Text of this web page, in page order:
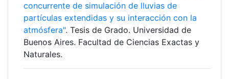
concurrente de simulación de lluvias de
partículas extendidas y su interacción con la
atmósfera". Tesis de Grado. Universidad de
Buenos Aires. Facultad de Ciencias Exactas y
Naturales.